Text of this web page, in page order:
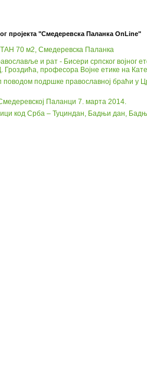
пројекта "Смедеревска Паланка OnLine"
70 м2, Смедеревска Паланка
и рат - Бисери српског војног
Гроздића, професора Војне етике на
поводом подршке православној браћи у
Паланци 7. марта 2014.
код Срба – Туциндан, Бадњи дан,